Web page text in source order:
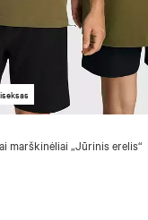
marškinėliai „Jūrinis erelis“